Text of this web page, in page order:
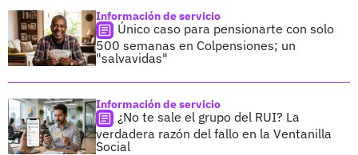
Información de servicio
Único caso para pensionarte con solo
500 semanas en Colpensiones; un
"salvavidas"
Información de servicio
¿No te sale el grupo del RUI? La
verdadera razón del fallo en la Ventanilla
Social